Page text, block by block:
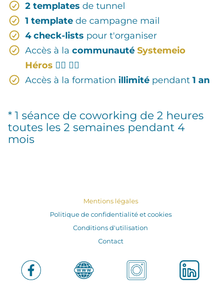
2 templates de tunnel
1 template de campagne mail
4 check-lists pour t'organiser
Accès à la communauté Systemeio
Héros 🦸‍♀️ 🦸‍♂
Accès à la formation illimité pendant 1 an
* 1 séance de coworking de 2 heures
toutes les 2 semaines pendant 4
mois
Mentions légales
Politique de confidentialité et cookies
Conditions d'utilisation
Contact